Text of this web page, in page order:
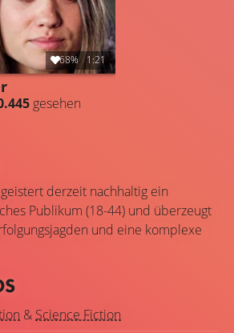
68% 1:21
gesehen
derzeit nachhaltig ein
Publikum (18-44) und überzeugt
und eine komplexe
& Science Fiction